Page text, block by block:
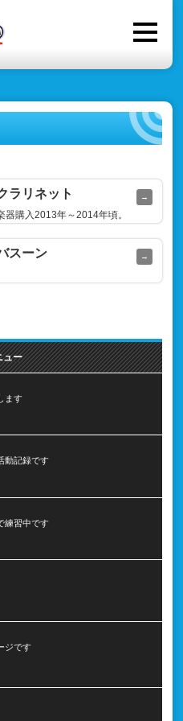
ラリネット
購入2013年～2014年頃。
スーン
ュー
ます
動記録です
練習中です
ジです